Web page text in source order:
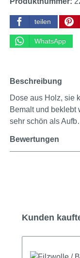
teilen
WhatsApp
Beschreibung
Dose aus Holz, sie
Bemalt und beklebt
sehr schön als
Bewertungen
Produktgalerie
Kunden